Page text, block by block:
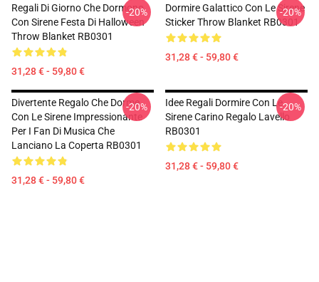
Regali Di Giorno Che Dormono
Con Sirene Festa Di Halloween
Throw Blanket RB0301
31,28 € - 59,80 €
-20%
Dormire Galattico Con Le Sirene
Sticker Throw Blanket RB0301
31,28 € - 59,80 €
-20%
Divertente Regalo Che Dorme
Con Le Sirene Impressionante
Per I Fan Di Musica Che
Lanciano La Coperta RB0301
31,28 € - 59,80 €
-20%
Idee Regali Dormire Con Le
Sirene Carino Regalo Lavello
RB0301
31,28 € - 59,80 €
-20%